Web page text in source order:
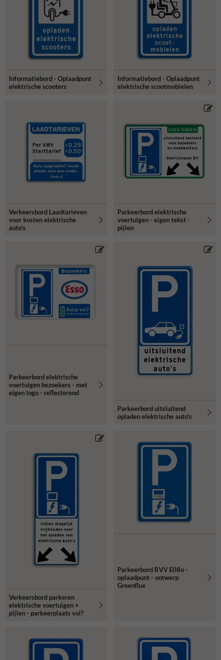
Informatiebord - Oplaadpunt
elektrische scooters
Informatiebord - Oplaadpunt
elektrische scootmobielen
Verkeersbord Laadtarieven
voor kosten elektrische
auto's
Parkeerbord elektrische
voertuigen - eigen tekst -
pijlen
Parkeerbord elektrische
voertuigen bezoekers - met
eigen logo - reflecterend
Parkeerbord uitsluitend
opladen elektrische auto's
Verkeersbord parkeren
elektrische voertuigen +
pijlen - parkeerplaats vol?
Parkeerbord RVV E08o -
oplaadpunt - ontwerp
Greenflux